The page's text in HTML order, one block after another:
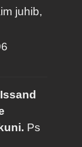
juhib,
Ps